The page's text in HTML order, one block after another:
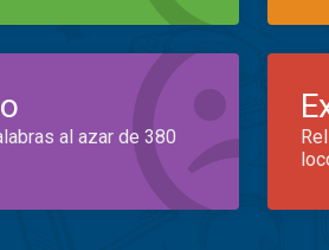
al azar de 380